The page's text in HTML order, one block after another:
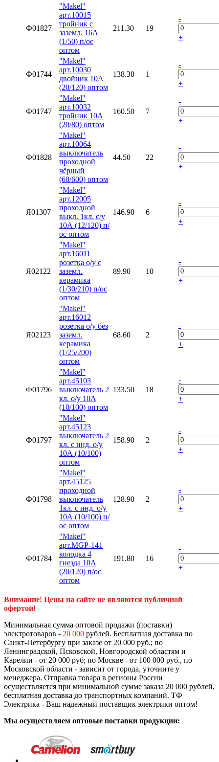
Ф01827
"Makel"
арт.10015
тройник с
заземл. 16А
(1/50) п/ос
оптом
211.30 19
-
+
Ф01744
"Makel"
арт.10030
двойник 10А
(20/120) оптом
138.30 1
-
+
Ф01747
"Makel"
арт.10032
тройник 10А
(20/80) оптом
160.50 7
-
+
Ф01828
"Makel"
арт.10064
выключатель
проходной
чёрный
(60/600) оптом
44.50 22
-
+
Я01307
"Makel"
арт.12005
проходной
выкл. 1кл. с/у
10А (12/120) п/
ос оптом
146.90 6
-
+
Я02122
"Makel"
арт.16011
розетка о/у с
заземл.
керамика
(1/30/210) п/ос
оптом
89.90 10
-
+
Я02123
"Makel"
арт.16012
розетка о/у без
заземл.
керамика
(1/25/200)
оптом
68.60 2
-
+
Ф01796
"Makel"
арт.45103
выключатель 2
кл. о/у 10А
(10/100) оптом
133.50 18
-
+
Ф01797
"Makel"
арт.45123
выключатель 2
кл. с инд. о/у
10А (10/100)
оптом
158.90 2
-
+
Ф01798
"Makel"
арт.45125
проходной
выключатель
1кл. с инд. о/у
10А (10/100) п/
ос оптом
128.90 2
-
+
Ф01784
"Makel"
арт.MGP-141
колодка 4
гнезда 10А
(20/120) п/ос
оптом
191.80 16
-
+
Внимание! Цены на сайте не являются публичной
офертой!
Минимальная сумма оптовой продажи (поставки)
электротоваров - 20 000 рублей. Бесплатная доставка по
Санкт-Петербургу при заказе от 20 000 руб.; по
Ленинградской, Псковской, Новгородской областям и
Карелии - от 20 000 руб; по Москве - от 100 000 руб., по
Московской области - зависит от города, уточните у
менеджера. Отправка товара в регионы России
осуществляется при минимальной сумме заказа 20 000 рублей,
бесплатная доставка до транспортных компаний. ТФ
Электрика - Ваш надежный поставщик электрики оптом!
Мы осуществляем оптовые поставки продукции: